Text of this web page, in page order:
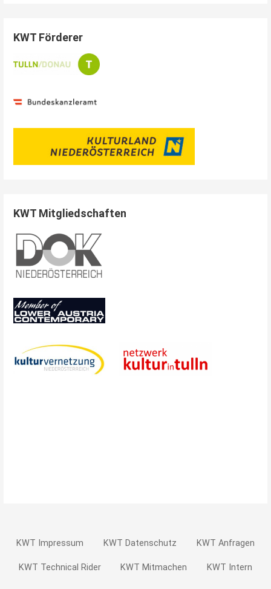
KWT Förderer
KWT Mitgliedschaften
KWT Impressum KWT Datenschutz KWT Anfragen
KWT Technical Rider KWT Mitmachen KWT Intern